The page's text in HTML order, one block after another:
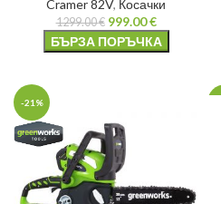
Cramer 82V, Косачки
1299.00€ 999.00€
БЪРЗА ПОРЪЧКА
-21%